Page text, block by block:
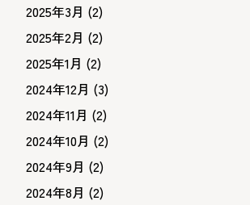
2025年3月 (2)
2025年2月 (2)
2025年1月 (2)
2024年12月 (3)
2024年11月 (2)
2024年10月 (2)
2024年9月 (2)
2024年8月 (2)